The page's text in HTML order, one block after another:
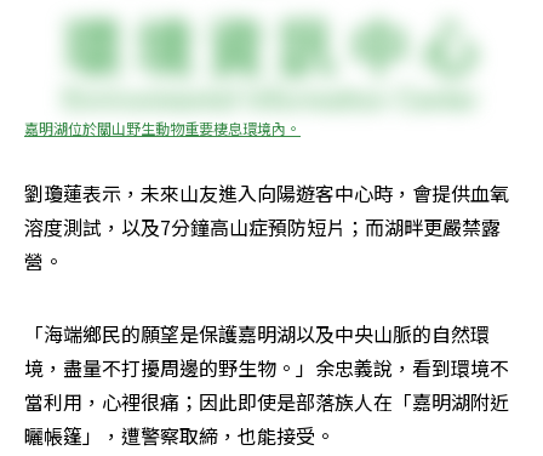
嘉明湖位於關山野生動物重要棲息環境內。
劉瓊蓮表示，未來山友進入向陽遊客中心時，會提供血氧
溶度測試，以及7分鐘高山症預防短片；而湖畔更嚴禁露
營。
「海端鄉民的願望是保護嘉明湖以及中央山脈的自然環
境，盡量不打擾周邊的野生物。」余忠義說，看到環境不
當利用，心裡很痛；因此即使是部落族人在「嘉明湖附近
曬帳篷」，遭警察取締，也能接受。